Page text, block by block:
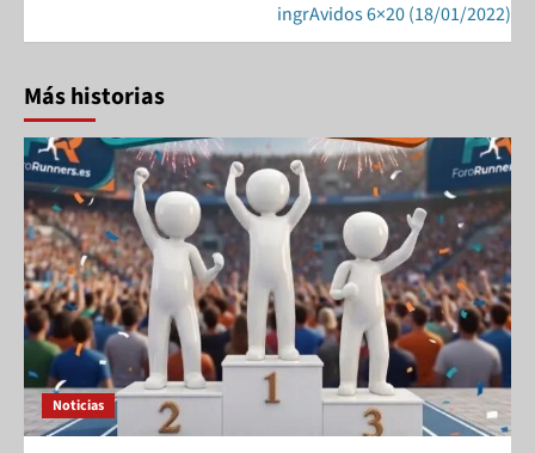
ingrAvidos 6×20 (18/01/2022)
Más historias
Noticias